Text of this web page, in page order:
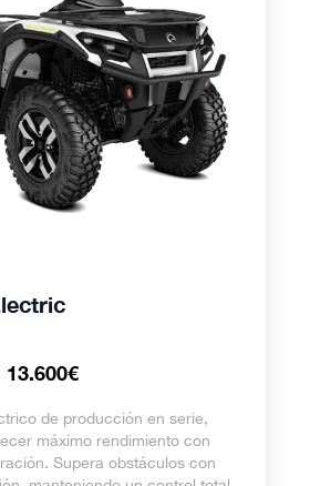
13.600€
de producción en serie,
máximo rendimiento con
Supera obstáculos con